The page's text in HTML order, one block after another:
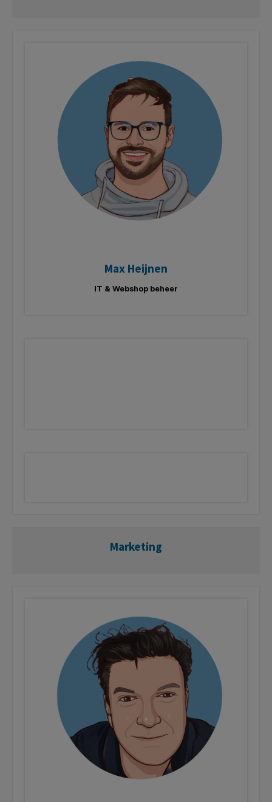
Max Heijnen
IT & Webshop beheer
Marketing